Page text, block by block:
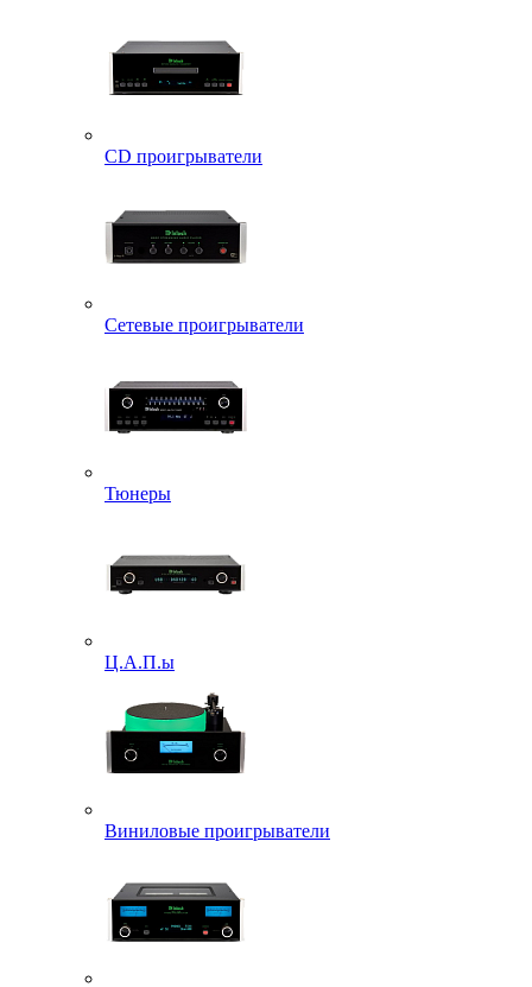
CD проигрыватели
Сетевые проигрыватели
Тюнеры
Ц.А.П.ы
Виниловые проигрыватели